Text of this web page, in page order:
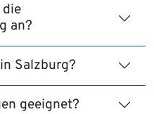
an?
Salzburg?
geeignet?